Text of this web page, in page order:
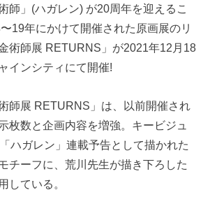
師」(ハガレン) が20周年を迎えるこ
19年にかけて開催された原画展のリ
術師展 RETURNS」が2021年12月18
インシティにて開催!
師展 RETURNS」は、以前開催され
枚数と企画内容を増強。キービジュ
ハガレン」連載予告として描かれた
チーフに、荒川先生が描き下ろした
している。